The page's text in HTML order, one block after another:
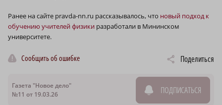
Ранее на сайте pravda-nn.ru рассказывалось, что новый подход к
обучению учителей физики разработали в Мининском
университете.
Сообщить об ошибке Поделиться
Газета "Новое дело"
№11 от 19.03.26
ПОДПИСАТЬСЯ